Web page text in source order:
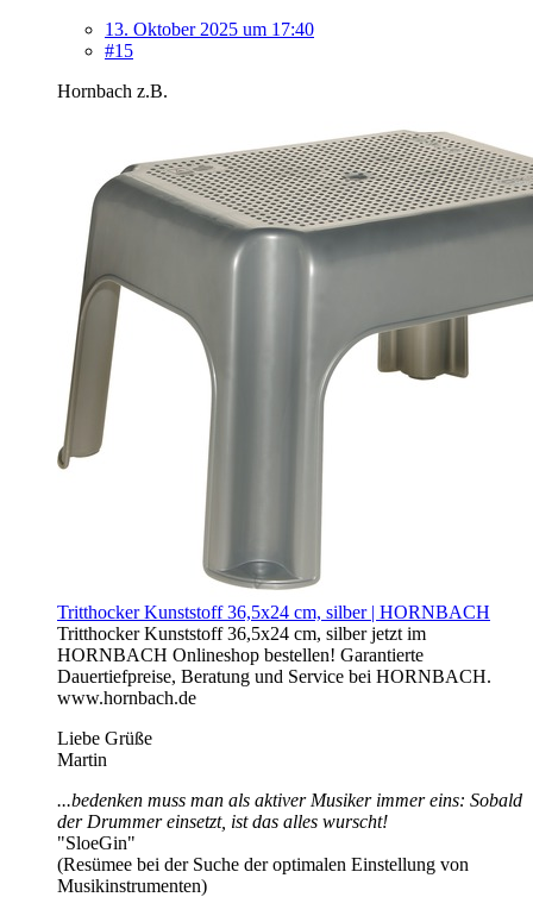
13. Oktober 2025 um 17:40
#15
Hornbach z.B.
Tritthocker Kunststoff 36,5x24 cm, silber | HORNBACH
Tritthocker Kunststoff 36,5x24 cm, silber jetzt im
HORNBACH Onlineshop bestellen! Garantierte
Dauertiefpreise, Beratung und Service bei HORNBACH.
www.hornbach.de
Liebe Grüße
Martin
...bedenken muss man als aktiver Musiker immer eins: Sobald
der Drummer einsetzt, ist das alles wurscht!
"SloeGin"
(Resümee bei der Suche der optimalen Einstellung von
Musikinstrumenten)